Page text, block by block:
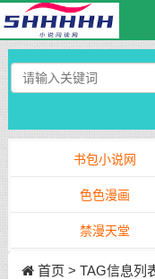
书包小说网
色色漫画
禁漫天堂
首页 > TAG信息列